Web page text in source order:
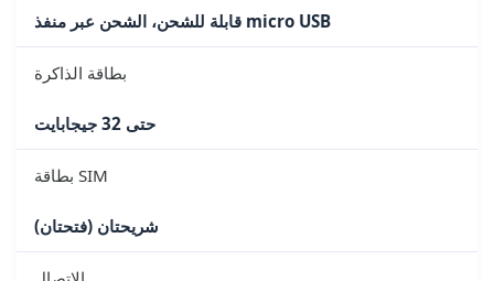
قابلة للشحن، الشحن عبر منفذ micro USB
بطاقة الذاكرة
حتى 32 جيجابايت
بطاقة SIM
شريحتان (فتحتان)